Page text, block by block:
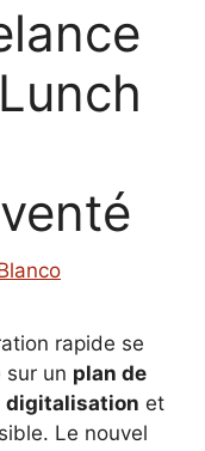
rapide se
sur un plan de
digitalisation et
Le nouvel